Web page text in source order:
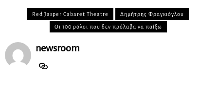
Red Jasper Cabaret Theatre Δημήτρης Φραγκιόγλου
Οι 100 ρόλοι που δεν πρόλαβα να παίξω
newsroom